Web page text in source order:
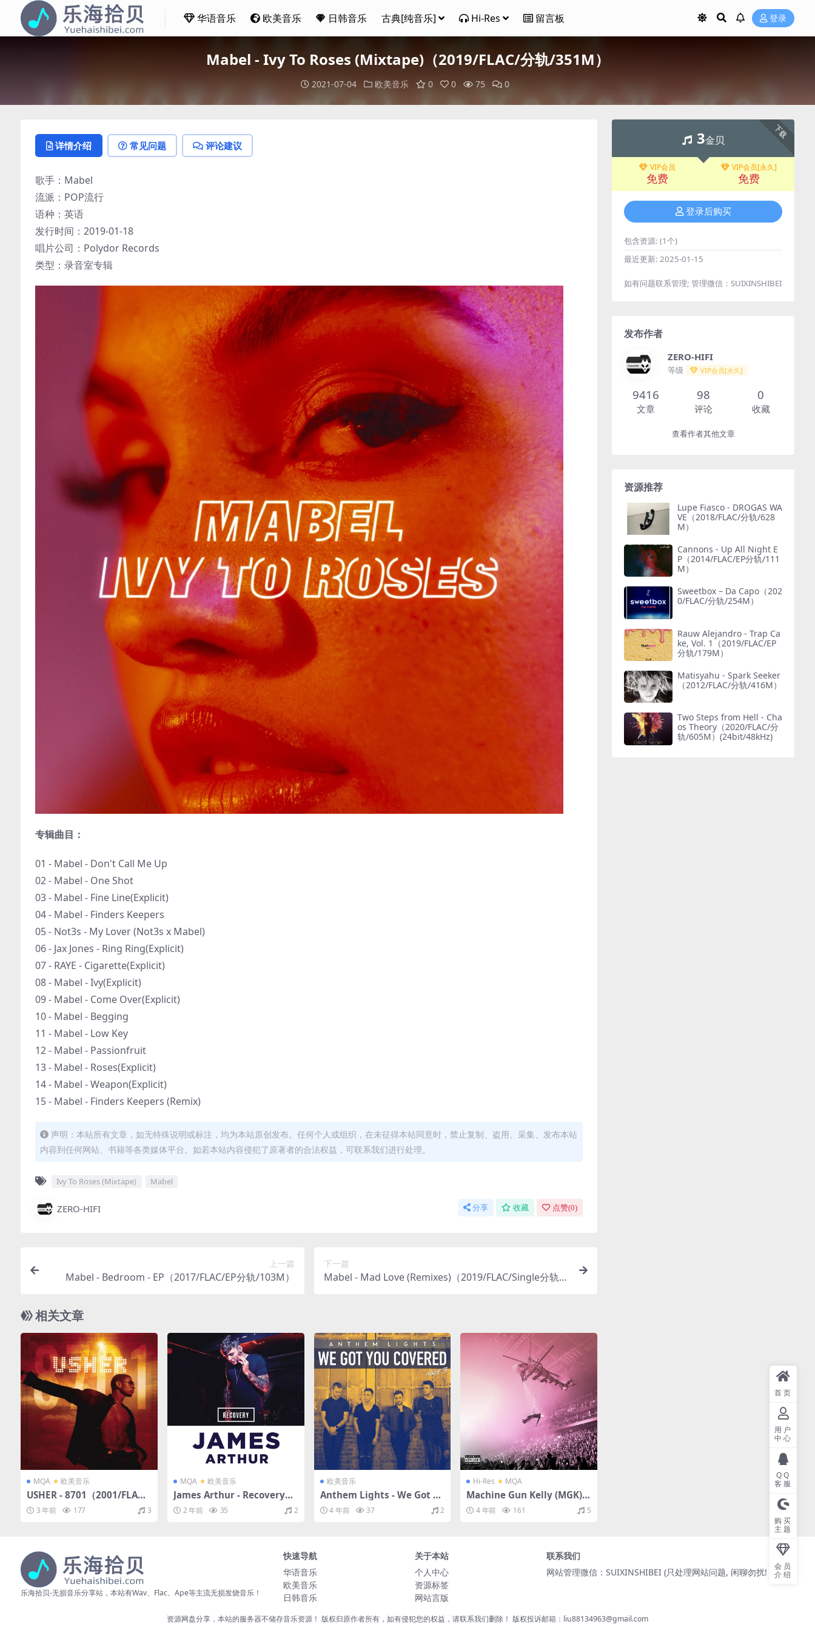
华语音乐 欧美音乐 日韩音乐 古典[纯音乐] Hi-Res 留言板 登录
Mabel - Ivy To Roses (Mixtape)（2019/FLAC/分轨/351M）
2021-07-04 欧美音乐 0 0 75 0
详情介绍 常见问题 评论建议
歌手：Mabel
流派：POP流行
语种：英语
发行时间：2019-01-18
唱片公司：Polydor Records
类型：录音室专辑
专辑曲目：
01 - Mabel - Don't Call Me Up
02 - Mabel - One Shot
03 - Mabel - Fine Line(Explicit)
04 - Mabel - Finders Keepers
05 - Not3s - My Lover (Not3s x Mabel)
06 - Jax Jones - Ring Ring(Explicit)
07 - RAYE - Cigarette(Explicit)
08 - Mabel - Ivy(Explicit)
09 - Mabel - Come Over(Explicit)
10 - Mabel - Begging
11 - Mabel - Low Key
12 - Mabel - Passionfruit
13 - Mabel - Roses(Explicit)
14 - Mabel - Weapon(Explicit)
15 - Mabel - Finders Keepers (Remix)
声明：本站所有文章，如无特殊说明或标注，均为本站原创发布。任何个人或组织，在未征得本站同意时，禁止复制、盗用、采集、发布本站
内容到任何网站、书籍等各类媒体平台。如若本站内容侵犯了原著者的合法权益，可联系我们进行处理。
Ivy To Roses (Mixtape) Mabel
ZERO-HIFI 分享 收藏 点赞(0)
上一篇
Mabel - Bedroom - EP（2017/FLAC/EP分轨/103M）
下一篇
Mabel - Mad Love (Remixes)（2019/FLAC/Single分轨/6
相关文章
MQA 欧美音乐
USHER - 8701（2001/FLAC/
分轨/396M）(MQA/16bit/4
4.1kHz)
3 年前 177 3
MQA 欧美音乐
James Arthur - Recovery
（2013/FLAC/EP分轨/128
M）(MQA/16bit/44.1kHz)
2 年前 35 2
欧美音乐
Anthem Lights - We Got Yo
u Covered, Vol. 3（2018/FL
AC/分轨/245M）
4 年前 37 2
Hi-Res MQA
Machine Gun Kelly (MGK) -
mainstream sellout (life in
pink deluxe)（2022/FLAC/
4 年前 161 5
下载
3金贝
VIP会员
免费
VIP会员[永久]
免费
登录后购买
包含资源: (1个)
最近更新: 2025-01-15
如有问题联系管理; 管理微信：SUIXINSHIBEI
发布作者
ZERO-HIFI
等级 VIP会员[永久]
9416
文章
98
评论
0
收藏
查看作者其他文章
资源推荐
Lupe Fiasco - DROGAS WA
VE（2018/FLAC/分轨/628
M）
Cannons - Up All Night E
P（2014/FLAC/EP分轨/111
M）
Sweetbox – Da Capo（202
0/FLAC/分轨/254M）
Rauw Alejandro - Trap Ca
ke, Vol. 1（2019/FLAC/EP
分轨/179M）
Matisyahu - Spark Seeker
（2012/FLAC/分轨/416M）
Two Steps from Hell - Cha
os Theory（2020/FLAC/分
轨/605M）(24bit/48kHz)
乐海拾贝-无损音乐分享站，本站有Wav、Flac、Ape等主流无损发烧音乐！
快速导航
华语音乐
欧美音乐
日韩音乐
关于本站
个人中心
资源标签
网站言版
联系我们
网站管理微信：SUIXINSHIBEI (只处理网站问题, 闲聊勿扰! )
资源网盘分享，本站的服务器不储存音乐资源！ 版权归原作者所有，如有侵犯您的权益，请联系我们删除！ 版权投诉邮箱：liu88134963@gmail.com
首页
用户
中心
QQ
客服
购买
主题
会员
介绍